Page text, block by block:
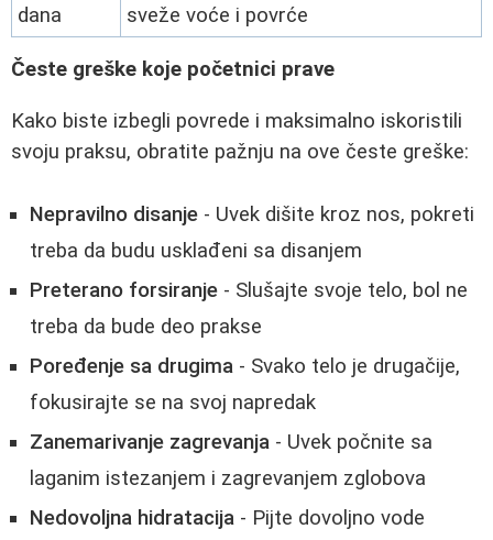
dana
sveže voće i povrće
Česte greške koje početnici prave
Kako biste izbegli povrede i maksimalno iskoristili
svoju praksu, obratite pažnju na ove česte greške:
Nepravilno disanje - Uvek dišite kroz nos, pokreti
treba da budu usklađeni sa disanjem
Preterano forsiranje - Slušajte svoje telo, bol ne
treba da bude deo prakse
Poređenje sa drugima - Svako telo je drugačije,
fokusirajte se na svoj napredak
Zanemarivanje zagrevanja - Uvek počnite sa
laganim istezanjem i zagrevanjem zglobova
Nedovoljna hidratacija - Pijte dovoljno vode